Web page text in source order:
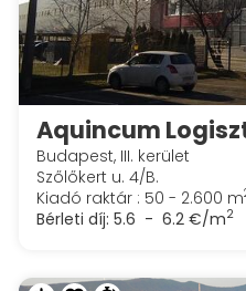
Aquincum
Budapest, III. kerület
Szőlőkert u. 4/B.
Kiadó raktár : 50 - 2.600 m
Bérleti díj: 5.6 - 6.2 €/m2